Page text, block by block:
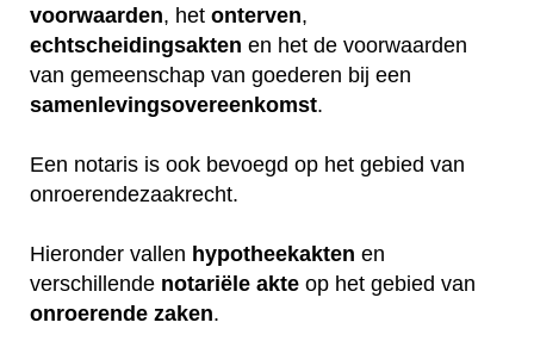
voorwaarden, het onterven,
echtscheidingsakten en het de voorwaarden
van gemeenschap van goederen bij een
samenlevingsovereenkomst.
Een notaris is ook bevoegd op het gebied van
onroerendezaakrecht.
Hieronder vallen hypotheekakten en
verschillende notariële akte op het gebied van
onroerende zaken.